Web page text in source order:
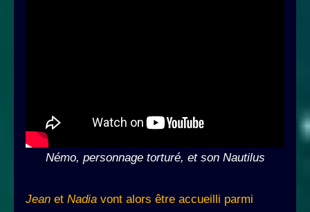
Némo, personnage torturé, et son Nautilus
Jean et Nadia vont alors être accueilli parmi